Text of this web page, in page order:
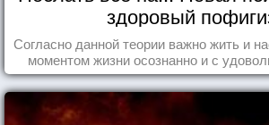
здоровый
Согласно данной теории важно жить и
моментом жизни осознанно и с
попробуем разобраться на